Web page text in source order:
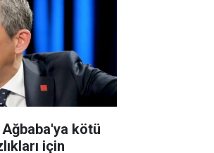
kötü
için